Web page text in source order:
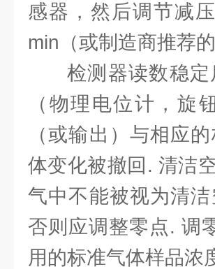
感器，然后调节减
min（或制造商推荐
检测器读数稳
（物理电位计，旋
（或输出）与相应
体变化被撤回. 清洁
气中不能被视为清
否则应调整零点. 调
用的标准气体样品浓